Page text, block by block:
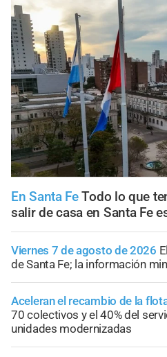
En Santa FeTodo lo que
salir de casa en Santa Fe
Viernes 7 de agosto de 2026
de Santa Fe; la información
Aceleran el recambio de la
70 colectivos y el 40% del
unidades modernizadas